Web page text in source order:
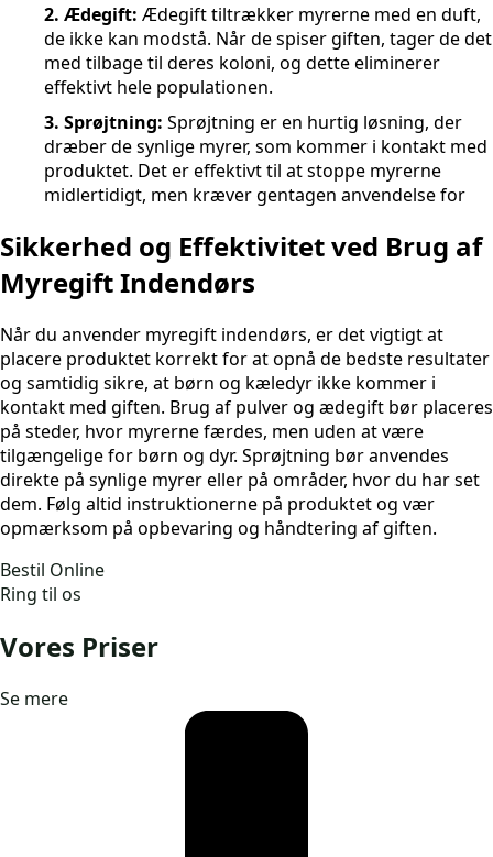
2. Ædegift: Ædegift tiltrækker myrerne med en duft,
de ikke kan modstå. Når de spiser giften, tager de det
med tilbage til deres koloni, og dette eliminerer
effektivt hele populationen.
3. Sprøjtning: Sprøjtning er en hurtig løsning, der
dræber de synlige myrer, som kommer i kontakt med
produktet. Det er effektivt til at stoppe myrerne
midlertidigt, men kræver gentagen anvendelse for
Sikkerhed og Effektivitet ved Brug af
Myregift Indendørs
Når du anvender myregift indendørs, er det vigtigt at
placere produktet korrekt for at opnå de bedste resultater
og samtidig sikre, at børn og kæledyr ikke kommer i
kontakt med giften. Brug af pulver og ædegift bør placeres
på steder, hvor myrerne færdes, men uden at være
tilgængelige for børn og dyr. Sprøjtning bør anvendes
direkte på synlige myrer eller på områder, hvor du har set
dem. Følg altid instruktionerne på produktet og vær
opmærksom på opbevaring og håndtering af giften.
Bestil Online
Ring til os
Vores Priser
Se mere